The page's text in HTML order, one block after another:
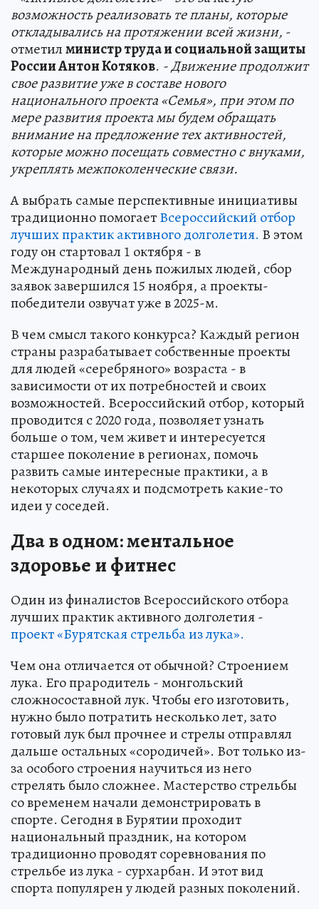
возможность реализовать те планы, которые
откладывались на протяжении всей жизни, -
отметилминистр труда и социальной защиты
России Антон Котяков. - Движение продолжит
свое развитие уже в составе нового
национального проекта «Семья», при этом по
мере развития проекта мы будем обращать
внимание на предложение тех активностей,
которые можно посещать совместно с внуками,
укреплять межпоколенческие связи.
А выбрать самые перспективные инициативы
традиционно помогаетВсероссийский отбор
лучших практик активного долголетия. В этом
году он стартовал 1 октября - в
Международный день пожилых людей, сбор
заявок завершился 15 ноября, а проекты-
победители озвучат уже в 2025-м.
В чем смысл такого конкурса? Каждый регион
страны разрабатывает собственные проекты
для людей «серебряного» возраста - в
зависимости от их потребностей и своих
возможностей. Всероссийский отбор, который
проводится с 2020 года, позволяет узнать
больше о том, чем живет и интересуется
старшее поколение в регионах, помочь
развить самые интересные практики, а в
некоторых случаях и подсмотреть какие-то
идеи у соседей.
Два в одном: ментальное
здоровье и фитнес
Один из финалистов Всероссийского отбора
лучших практик активного долголетия -
проект «Бурятская стрельба из лука».
Чем она отличается от обычной? Строением
лука. Его прародитель - монгольский
сложносоставной лук. Чтобы его изготовить,
нужно было потратить несколько лет, зато
готовый лук был прочнее и стрелы отправлял
дальше остальных «сородичей». Вот только из-
за особого строения научиться из него
стрелять было сложнее. Мастерство стрельбы
со временем начали демонстрировать в
спорте. Сегодня в Бурятии проходит
национальный праздник, на котором
традиционно проводят соревнования по
стрельбе из лука - сурхарбан. И этот вид
спорта популярен у людей разных поколений.